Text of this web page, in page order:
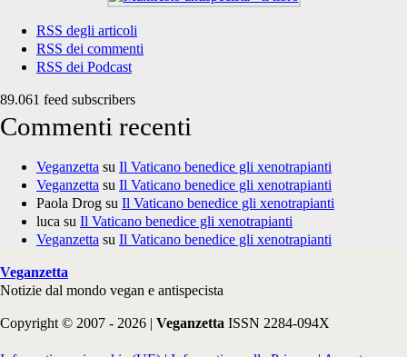
RSS degli articoli
RSS dei commenti
RSS dei Podcast
89.061 feed subscribers
Commenti recenti
Veganzetta su Il Vaticano benedice gli xenotrapianti
Veganzetta su Il Vaticano benedice gli xenotrapianti
Paola Drog su Il Vaticano benedice gli xenotrapianti
luca su Il Vaticano benedice gli xenotrapianti
Veganzetta su Il Vaticano benedice gli xenotrapianti
Veganzetta
Notizie dal mondo vegan e antispecista
Copyright © 2007 - 2026 | Veganzetta ISSN 2284-094X